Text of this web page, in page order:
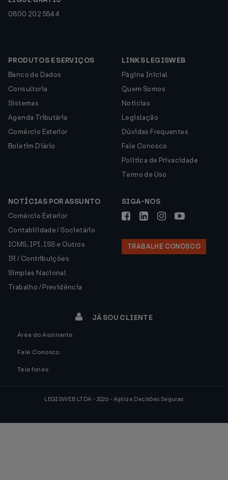
0800 202 5544
PRODUTOS E SERVIÇOS
Banco de Dados
Consultoria
Sistemas
Agenda Tributária
Comércio Exterior
Boletim Diário
LINKS LEGISWEB
Página Inicial
Quem Somos
Notícias
Legislação
Dúvidas Frequentes
Fale Conosco
Política de Privacidade
Termo de Uso
NOTÍCIAS POR ASSUNTO
Comércio Exterior
Contabilidade / Societário
ICMS, IPI, ISS e Outros
IR / Contribuições
Simples Nacional
Trabalho / Previdência
SIGA-NOS
TRABALHE CONOSCO
JÁ SOU CLIENTE
Área do Assinante
Fale Conosco
Telefones
LEGISWEB LTDA - 2026 - Agilize Decisões Seguras